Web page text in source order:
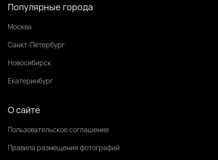
Популярные города
Москва
Санкт-Петербург
Новосибирск
Екатеринбург
О сайте
Пользовательское соглашение
Правила размещения фотографий